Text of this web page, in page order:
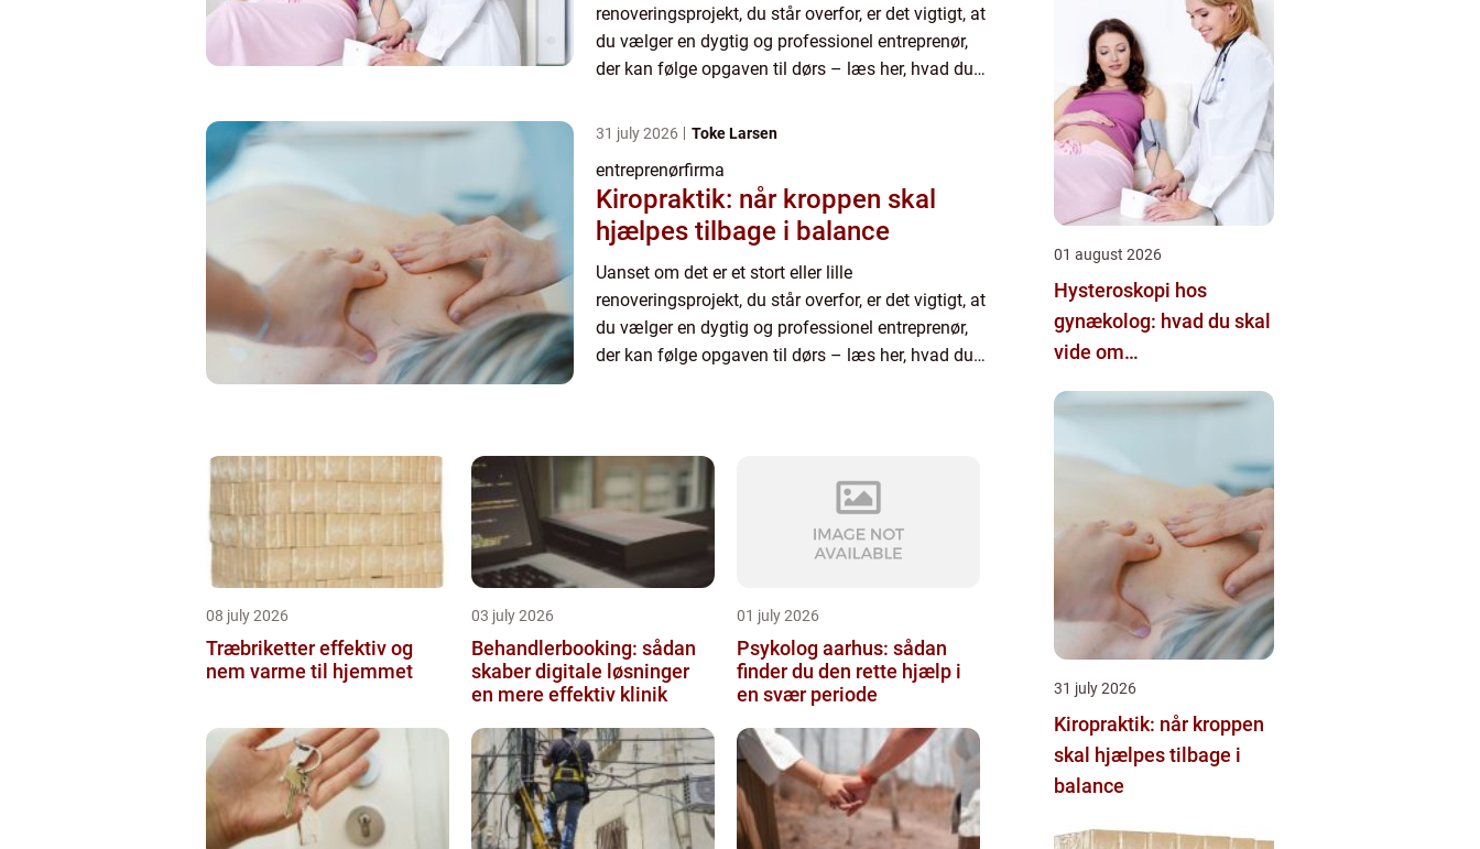
renoveringsprojekt, du står overfor, er det vigtigt, at
du vælger en dygtig og professionel entreprenør,
der kan følge opgaven til dørs – læs her, hvad du
31 july 2026 Toke Larsen
entreprenørfirma
Kiropraktik: når kroppen skal
hjælpes tilbage i balance
Uanset om det er et stort eller lille
renoveringsprojekt, du står overfor, er det vigtigt, at
du vælger en dygtig og professionel entreprenør,
der kan følge opgaven til dørs – læs her, hvad du
08 july 2026
Træbriketter effektiv og
nem varme til hjemmet
03 july 2026
Behandlerbooking: sådan
skaber digitale løsninger
en mere effektiv klinik
01 july 2026
Psykolog aarhus: sådan
finder du den rette hjælp i
en svær periode
01 august 2026
Hysteroskopi hos
gynækolog: hvad du skal
vide om
livmoderen
31 july 2026
Kiropraktik: når kroppen
skal hjælpes tilbage i
balance